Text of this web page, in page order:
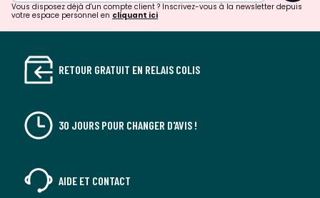
Vous disposez déjà d'un compte client ? Inscrivez-vous à la newsletter depuis
votre espace personnel en cliquant ici
RETOUR GRATUIT EN RELAIS COLIS
30 JOURS POUR CHANGER D'AVIS !
AIDE ET CONTACT